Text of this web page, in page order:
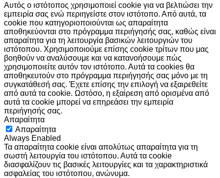
Αυτός ο ιστότοπος χρησιμοποιεί cookie για να βελτιώσει την
εμπειρία σας ενώ περιηγείστε στον ιστότοπο. Από αυτά, τα
cookie που κατηγοριοποιούνται ως απαραίτητα
αποθηκεύονται στο πρόγραμμα περιήγησής σας, καθώς είναι
απαραίτητα για τη λειτουργία βασικών λειτουργιών του
ιστότοπου. Χρησιμοποιούμε επίσης cookie τρίτων που μας
βοηθούν να αναλύσουμε και να κατανοήσουμε πώς
χρησιμοποιείτε αυτόν τον ιστότοπο. Αυτά τα cookies θα
αποθηκευτούν στο πρόγραμμα περιήγησής σας μόνο με τη
συγκατάθεσή σας. Έχετε επίσης την επιλογή να εξαιρεθείτε
από αυτά τα cookie. Ωστόσο, η εξαίρεση από ορισμένα από
αυτά τα cookie μπορεί να επηρεάσει την εμπειρία
περιήγησής σας.
Απαραίτητα
Απαραίτητα
Always Enabled
Τα απαραίτητα cookie είναι απολύτως απαραίτητα για τη
σωστή λειτουργία του ιστότοπου. Αυτά τα cookie
διασφαλίζουν τις βασικές λειτουργίες και τα χαρακτηριστικά
ασφαλείας του ιστότοπου, ανώνυμα.